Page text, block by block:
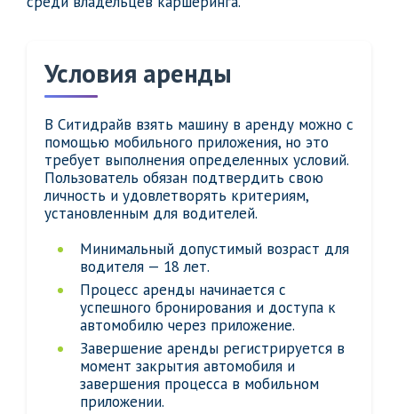
Условия аренды
В Ситидрайв взять машину в аренду можно с
помощью мобильного приложения, но это
требует выполнения определенных условий.
Пользователь обязан подтвердить свою
личность и удовлетворять критериям,
установленным для водителей.
Минимальный допустимый возраст для
водителя — 18 лет.
Процесс аренды начинается с
успешного бронирования и доступа к
автомобилю через приложение.
Завершение аренды регистрируется в
момент закрытия автомобиля и
завершения процесса в мобильном
приложении.